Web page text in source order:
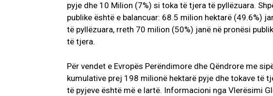
pyje dhe 10 Milion (7%) si toka të tjera të pyllëzuara.
publike është e balancuar: 68.5 milion hektarë (49.6%)
të pyllëzuara, rreth 70 milion (50%) janë në pronësi
të tjera.
Për vendet e Evropës Perëndimore dhe Qëndrore me
kumulative prej 198 milionë hektarë pyje dhe tokave të
të pyjeve është më e lartë. Informacioni nga Vlerësimi